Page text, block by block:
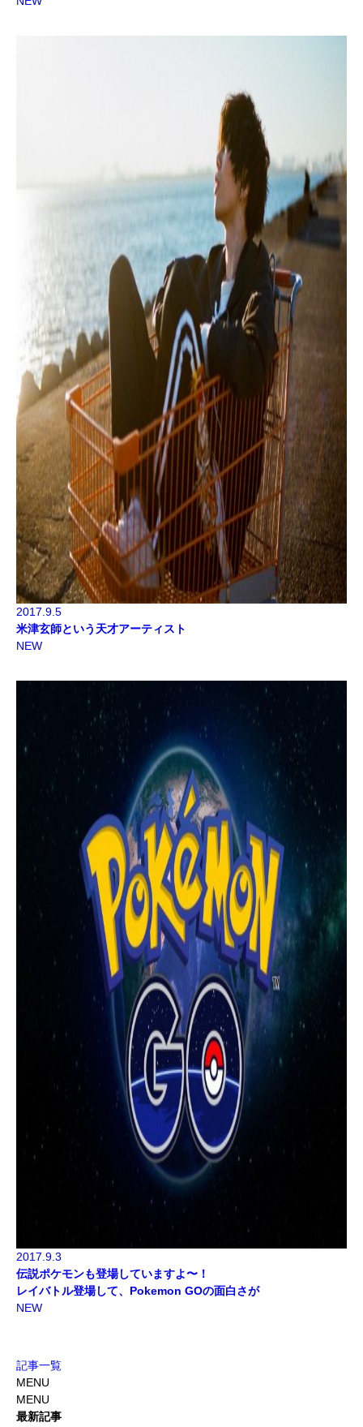
2017.9.5
米津玄師という天才アーティスト
NEW
2017.9.3
伝説ポケモンも登場していますよ〜！
レイバトル登場して、Pokemon GOの面白さが
NEW
記事一覧
MENU
MENU
最新記事